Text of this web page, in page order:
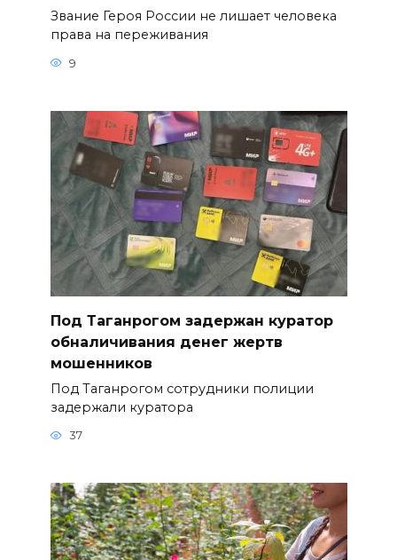
Звание Героя России не лишает человека
права на переживания
9
Под Таганрогом задержан куратор
обналичивания денег жертв
мошенников
Под Таганрогом сотрудники полиции
задержали куратора
37